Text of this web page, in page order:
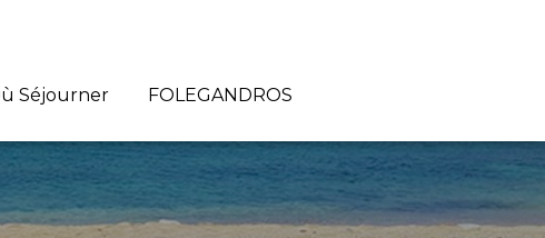
Séjourner FOLEGANDROS